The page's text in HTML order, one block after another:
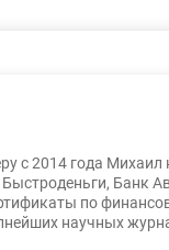
с 2014 года
Банк
по
научных